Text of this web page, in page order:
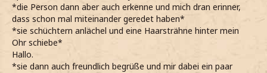
*die Person dann aber auch erkenne und mich dran erinner,
dass schon mal miteinander geredet haben*
*sie schüchtern anlächel und eine Haarsträhne hinter mein
Ohr schiebe*
Hallo.
*sie dann auch freundlich begrüße und mir dabei ein paar